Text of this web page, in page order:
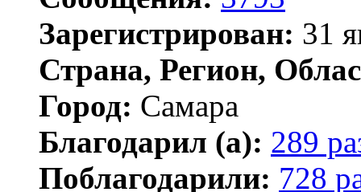
Зарегистрирован: 31
Страна, Регион,
Город: Самара
Благодарил (а): 289
Поблагодарили: 728